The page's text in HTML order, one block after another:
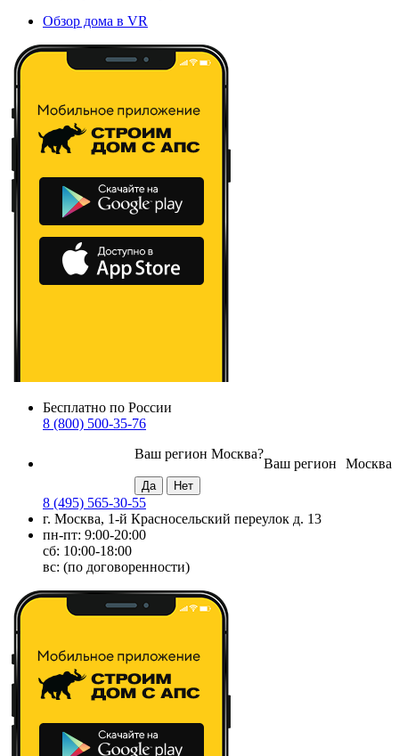
Обзор дома в VR
Бесплатно по России
8 (800) 500-35-76
Москва
Ваш регион
Ваш регион Москва?
8 (495) 565-30-55
г. Москва, 1-й Красносельский переулок д. 13
пн-пт: 9:00-20:00
сб: 10:00-18:00
вс: (по договоренности)